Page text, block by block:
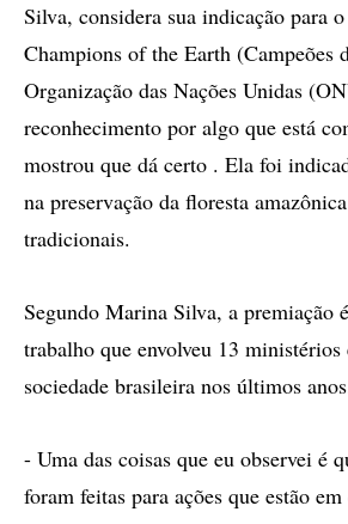
Silva, considera sua indicação para
Champions of the Earth (Campeões
Organização das Nações Unidas
reconhecimento por algo que está
mostrou que dá certo . Ela foi
na preservação da floresta
tradicionais.
Segundo Marina Silva, a premiação
trabalho que envolveu 13
sociedade brasileira nos últimos
- Uma das coisas que eu observei é
foram feitas para ações que estão